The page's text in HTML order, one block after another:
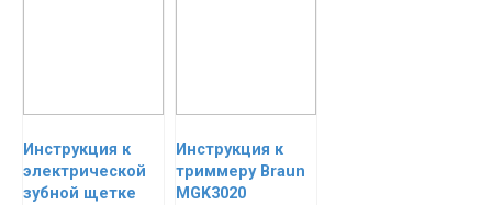
Инструкция к
электрической
зубной щетке
Инструкция к
триммеру Braun
MGK3020